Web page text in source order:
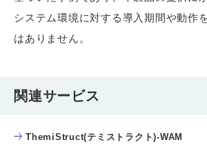
システム環境に対する導入期間や動作
はありません。
関連サービス
ThemiStruct(テミストラクト)-WAM